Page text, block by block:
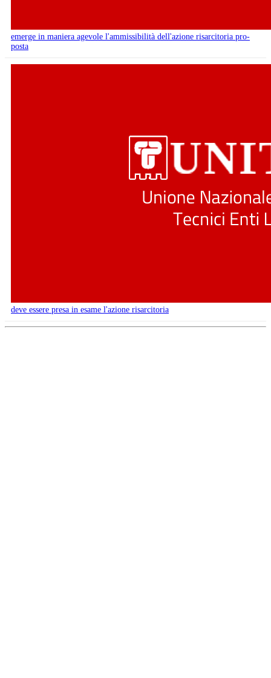
emerge in maniera agevole l'ammissibilità dell'azione risarcitoria pro-
posta
deve essere presa in esame l'azione risarcitoria